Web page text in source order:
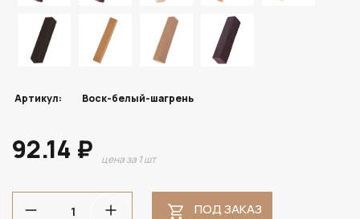
Артикул: Воск-белый-шагрень
92.14 ₽ цена за 1 шт
ПОД ЗАКАЗ